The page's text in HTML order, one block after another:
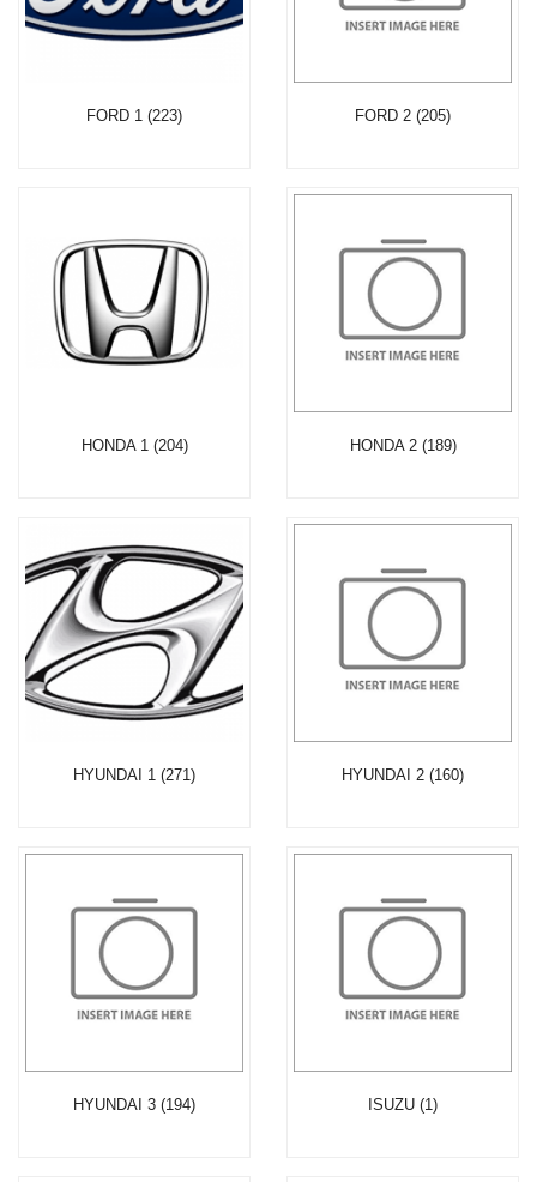
FORD 1 (223) FORD 2 (205)
HONDA 1 (204) HONDA 2 (189)
HYUNDAI 1 (271) HYUNDAI 2 (160)
HYUNDAI 3 (194) ISUZU (1)